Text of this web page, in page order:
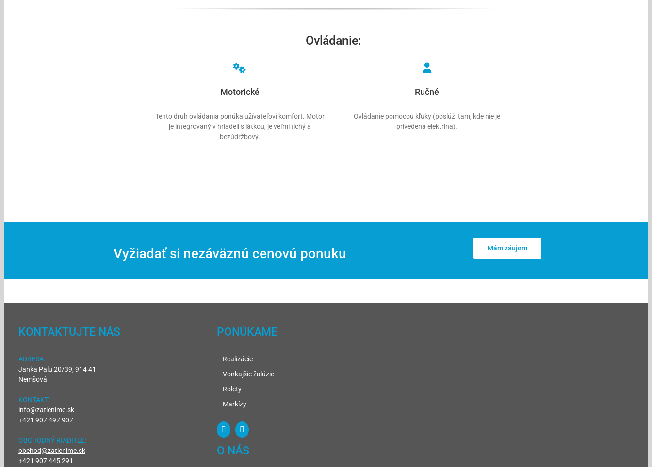
Ovládanie:
Motorické
Tento druh ovládania ponúka užívateľovi komfort. Motor
je integrovaný v hriadeli s látkou, je veľmi tichý a
bezúdržbový.
Ručné
Ovládanie pomocou kľuky (poslúži tam, kde nie je
privedená elektrina).
Vyžiadať si nezáväznú cenovú ponuku Mám záujem
KONTAKTUJTE NÁS
ADRESA:
Janka Palu 20/39, 914 41
Nemšová
KONTAKT:
info@zatienime.sk
+421 907 497 907
OBCHODNÝ RIADITEĽ:
obchod@zatienime.sk
+421 907 445 291
PONÚKAME
Realizácie
Vonkajšie žalúzie
Rolety
Markízy
O NÁS